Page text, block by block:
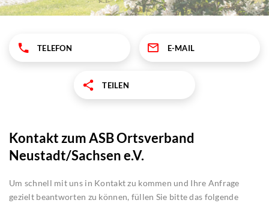
TELEFON E-MAIL
TEILEN
Kontakt zum ASB Ortsverband
Neustadt/Sachsen e.V.
Um schnell mit uns in Kontakt zu kommen und Ihre Anfrage
gezielt beantworten zu können, füllen Sie bitte das folgende